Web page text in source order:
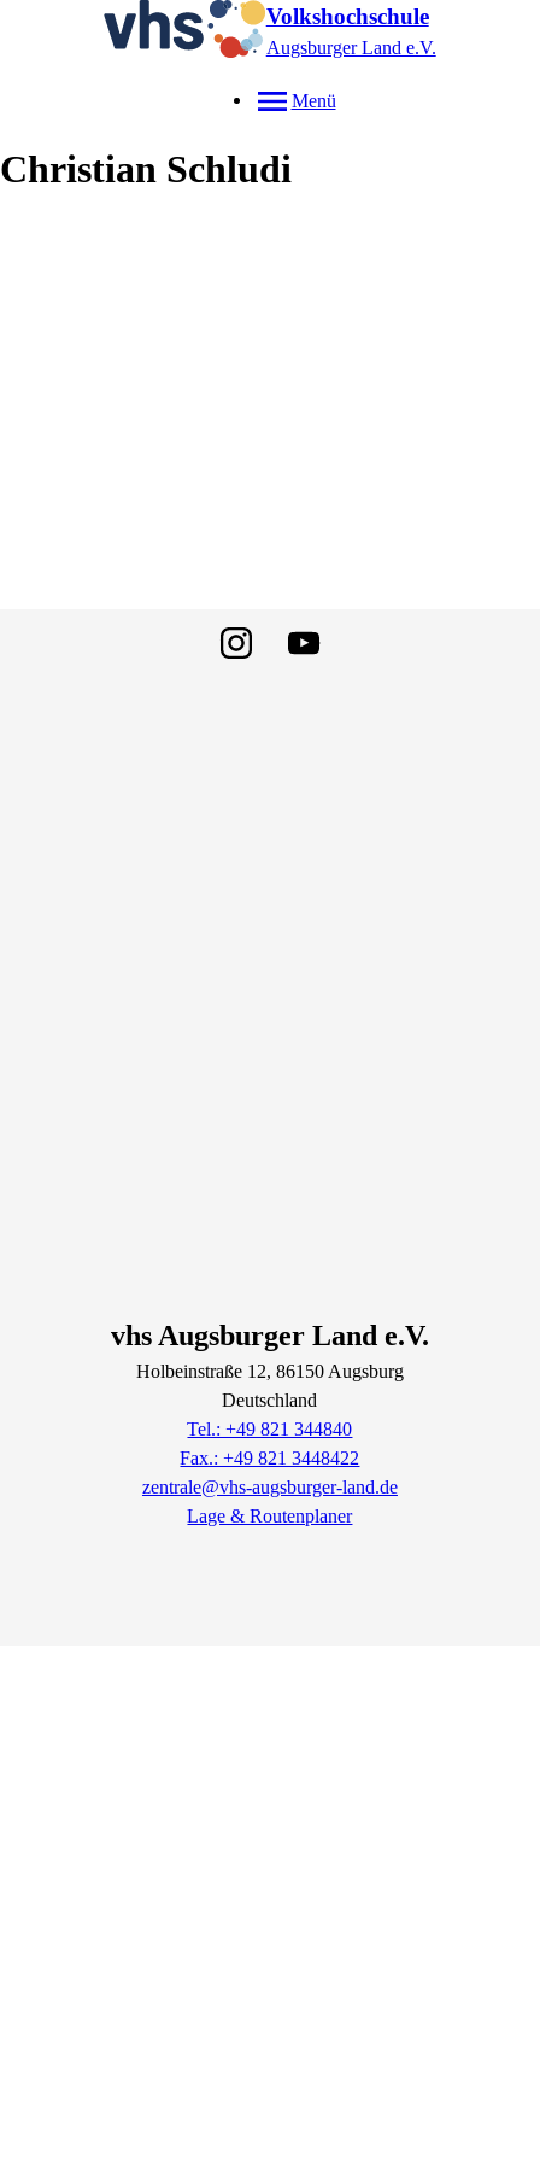
Volkshochschule
Augsburger Land e.V.
Menü
Christian Schludi
vhs Augsburger Land e.V.
Holbeinstraße12, 86150 Augsburg
Deutschland
Tel.: +49 821 344840
Fax.: +49 821 3448422
zentrale@vhs-augsburger-land.de
Lage & Routenplaner